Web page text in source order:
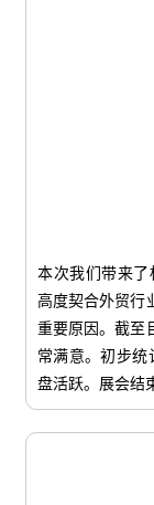
本次我们带来了
高度契合外贸行
重要原因。截至
常满意。初步统
盘活跃。展会结